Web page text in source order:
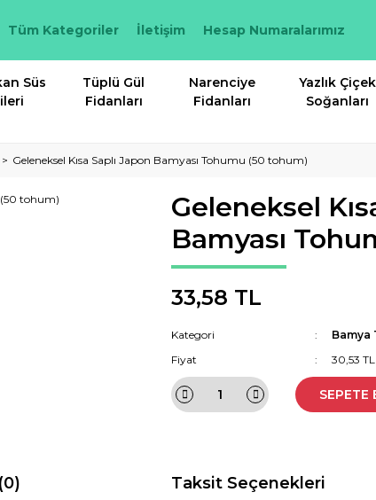
Tüm Kategoriler İletişim Hesap Numaralarımız
Süs
Tüplü Gül
Fidanları
Narenciye
Fidanları
Yazlık Çiçek
Soğanları
Geleneksel Kısa Saplı Japon Bamyası Tohumu (50 tohum)
Geleneksel
Bamyası
33,58 TL
Kategori
Bamya
Fiyat
30,53
SEPETE
Taksit Seçenekleri